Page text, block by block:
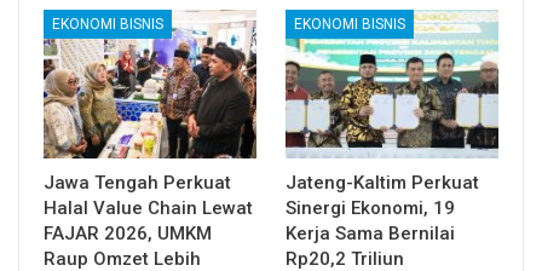
EKONOMI BISNIS
Jawa Tengah Perkuat
Halal Value Chain Lewat
FAJAR 2026, UMKM
Raup Omzet Lebih
EKONOMI BISNIS
Jateng-Kaltim Perkuat
Sinergi Ekonomi, 19
Kerja Sama Bernilai
Rp20,2 Triliun